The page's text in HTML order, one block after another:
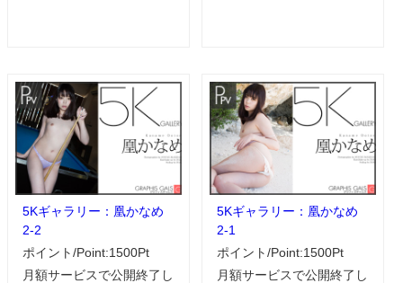
5Kギャラリー：凰かなめ
2-2
ポイント/Point:1500Pt
月額サービスで公開終了し
5Kギャラリー：凰かなめ
2-1
ポイント/Point:1500Pt
月額サービスで公開終了し